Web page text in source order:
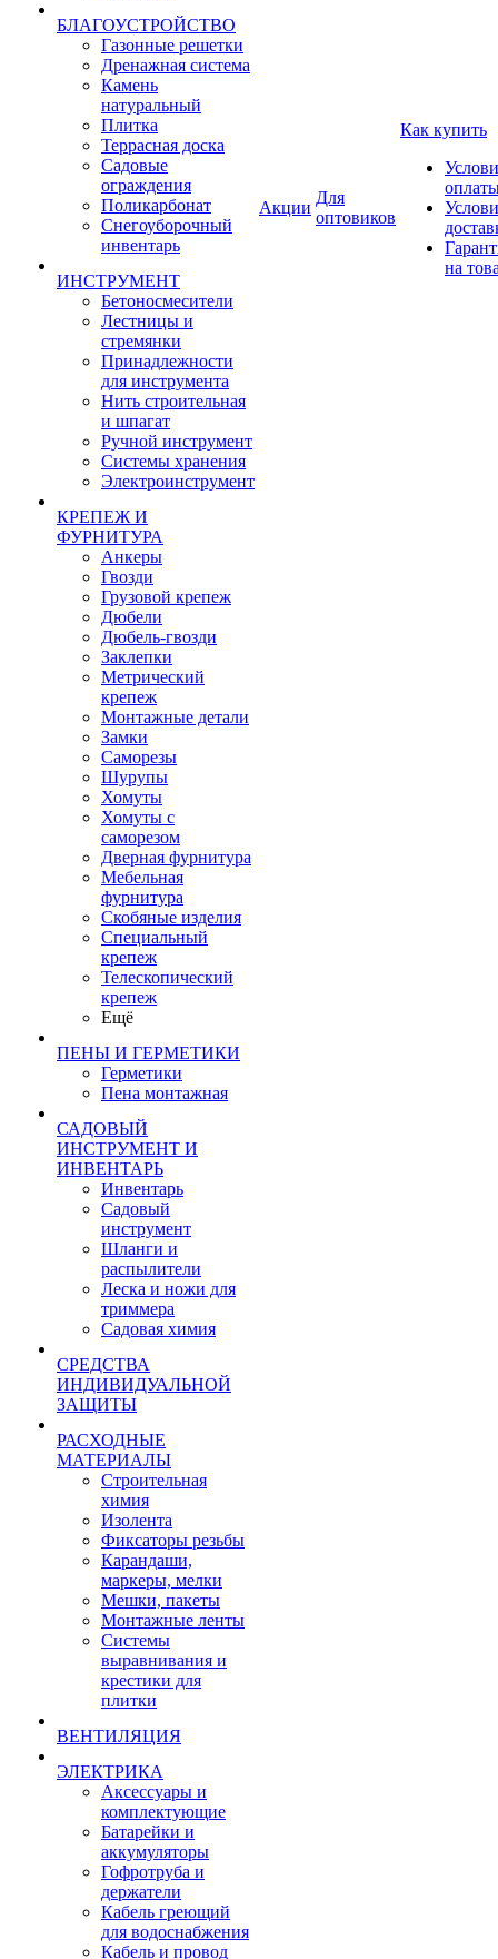
БЛАГОУСТРОЙСТВО
Газонные решетки
Дренажная система
Камень
натуральный
Плитка
Террасная доска
Садовые
ограждения
Поликарбонат
Снегоуборочный
инвентарь
ИНСТРУМЕНТ
Бетоносмесители
Лестницы и
стремянки
Принадлежности
для инструмента
Нить строительная
и шпагат
Ручной инструмент
Системы хранения
Электроинструмент
КРЕПЕЖ И
ФУРНИТУРА
Анкеры
Гвозди
Грузовой крепеж
Дюбели
Дюбель-гвозди
Заклепки
Метрический
крепеж
Монтажные детали
Замки
Саморезы
Шурупы
Хомуты
Хомуты с
саморезом
Дверная фурнитура
Мебельная
фурнитура
Скобяные изделия
Специальный
крепеж
Телескопический
крепеж
Ещё
ПЕНЫ И ГЕРМЕТИКИ
Герметики
Пена монтажная
САДОВЫЙ
ИНСТРУМЕНТ И
ИНВЕНТАРЬ
Инвентарь
Садовый
инструмент
Шланги и
распылители
Леска и ножи для
триммера
Садовая химия
СРЕДСТВА
ИНДИВИДУАЛЬНОЙ
ЗАЩИТЫ
РАСХОДНЫЕ
МАТЕРИАЛЫ
Строительная
химия
Изолента
Фиксаторы резьбы
Карандаши,
маркеры, мелки
Мешки, пакеты
Монтажные ленты
Системы
выравнивания и
крестики для
плитки
ВЕНТИЛЯЦИЯ
ЭЛЕКТРИКА
Аксессуары и
комплектующие
Батарейки и
аккумуляторы
Гофротруба и
держатели
Кабель греющий
для водоснабжения
Кабель и провод
Акции
Для
оптовиков
Как купить
на